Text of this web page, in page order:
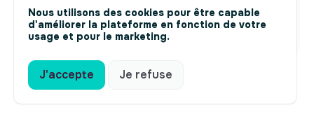
Nous utilisons des cookies pour être capable
d'améliorer la plateforme en fonction de votre
usage et pour le marketing.
J'accepte Je refuse
Mentions légales© makesense 2024 -cookies